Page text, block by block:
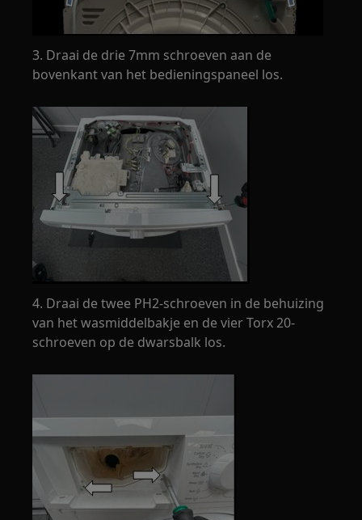
3. Draai de drie 7mm schroeven aan de
bovenkant van het bedieningspaneel los.
4. Draai de twee PH2-schroeven in de behuizing
van het wasmiddelbakje en de vier Torx 20-
schroeven op de dwarsbalk los.